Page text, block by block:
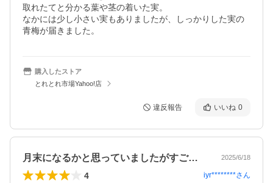
取れたてと分かる葉や茎の着いた実。
なかには少し小さい実もありましたが、しっかりした実の
青梅が届きました。
購入したストア
とれとれ市場Yahoo!店
違反報告 いいね 0
月末になるかと思っていましたがすごく早… 2025/6/18
4 iyr********さん